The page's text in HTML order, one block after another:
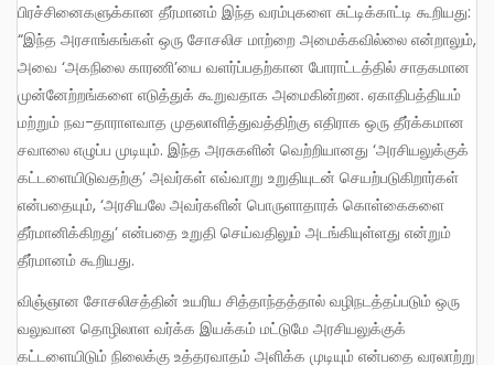
பிரச்சினைகளுக்கான தீர்மானம் இந்த வரம்புகளை சுட்டிக்காட்டி கூறியது:
“இந்த அரசாங்கங்கள் ஒரு சோசலிச மாற்றை அமைக்கவில்லை என்றாலும்,
அவை ‘அகநிலை காரணி’யை வளர்ப்பதற்கான போராட்டத்தில் சாதகமான
முன்னேற்றங்களை எடுத்துக் கூறுவதாக அமைகின்றன. ஏகாதிபத்தியம்
மற்றும் நவ-தாராளவாத முதலாளித்துவத்திற்கு எதிராக ஒரு தீர்க்கமான
சவாலை எழுப்ப முடியும். இந்த அரசுகளின் வெற்றியானது ‘அரசியலுக்குக்
கட்டளையிடுவதற்கு’ அவர்கள் எவ்வாறு உறுதியுடன் செயற்படுகிறார்கள்
என்பதையும், ‘அரசியலே அவர்களின் பொருளாதாரக் கொள்கைகளை
தீர்மானிக்கிறது’ என்பதை உறுதி செய்வதிலும் அடங்கியுள்ளது என்றும்
தீர்மானம் கூறியது.
விஞ்ஞான சோசலிசத்தின் உயரிய சித்தாந்தத்தால் வழிநடத்தப்படும் ஒரு
வலுவான தொழிலாள வர்க்க இயக்கம் மட்டுமே அரசியலுக்குக்
கட்டளையிடும் நிலைக்கு உத்தரவாதம் அளிக்க முடியும் என்பதை வரலாற்று